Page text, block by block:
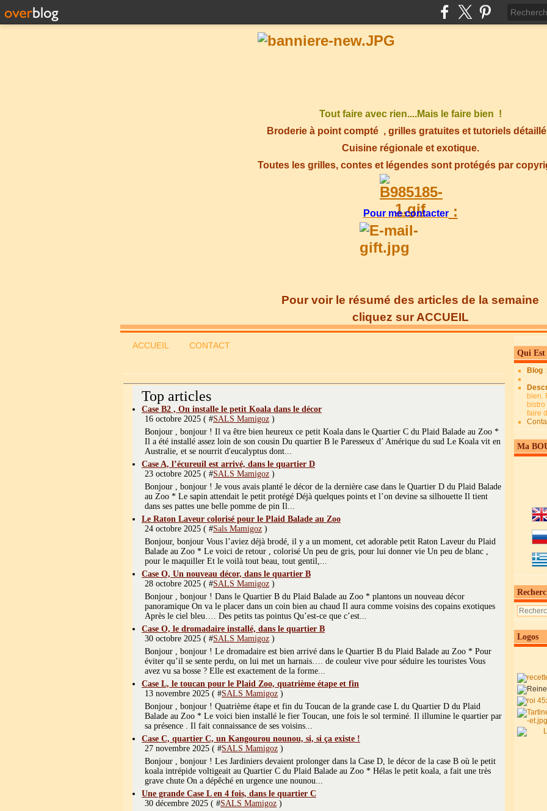
Tout faire avec rien....Mais le faire bien !
Broderie à point compté , grilles gratuites et tutoriels
Cuisine régionale et exotique.
Toutes les grilles, contes et légendes sont protégés par
Pour me contacter:
Pour voir le résumé des articles de la semaine
cliquez sur ACCUEIL
ACCUEIL CONTACT
Top articles
Case B2 , On installe le petit Koala dans le décor
16 octobre 2025 ( #SALS Mamigoz )
Bonjour , bonjour ! Il va être bien heureux ce petit Koala dans le Quartier C du Plaid Balade au Zoo *
Il a été installé assez loin de son cousin Du quartier B le Paresseux d’ Amérique du sud Le Koala vit en
Australie, et se nourrit d'eucalyptus dont...
Case A, l’écureuil est arrivé, dans le quartier D
23 octobre 2025 ( #SALS Mamigoz )
Bonjour , bonjour ! Je vous avais planté le décor de la dernière case dans le Quartier D du Plaid Balade
au Zoo * Le sapin attendait le petit protégé Déjà quelques points et l’on devine sa silhouette Il tient
dans ses pattes une belle pomme de pin Il...
Le Raton Laveur colorisé pour le Plaid Balade au Zoo
24 octobre 2025 ( #Sals Mamigoz )
Bonjour, bonjour Vous l’aviez déjà brodé, il y a un moment, cet adorable petit Raton Laveur du Plaid
Balade au Zoo * Le voici de retour , colorisé Un peu de gris, pour lui donner vie Un peu de blanc ,
pour le maquiller Et le voilà tout beau, tout gentil,...
Case O, Un nouveau décor, dans le quartier B
28 octobre 2025 ( #SALS Mamigoz )
Bonjour , bonjour ! Dans le Quartier B du Plaid Balade au Zoo * plantons un nouveau décor
panoramique On va le placer dans un coin bien au chaud Il aura comme voisins des copains exotiques
Après le ciel bleu…. Des petits tas pointus Qu’est-ce que c’est...
Case O, le dromadaire installé, dans le quartier B
30 octobre 2025 ( #SALS Mamigoz )
Bonjour , bonjour ! Le dromadaire est bien arrivé dans le Quartier B du Plaid Balade au Zoo * Pour
éviter qu’il se sente perdu, on lui met un harnais…. de couleur vive pour séduire les touristes Vous
avez vu sa bosse ? Elle est exactement de la forme...
Case L, le toucan pour le Plaid Zoo, quatrième étape et fin
13 novembre 2025 ( #SALS Mamigoz )
Bonjour , bonjour ! Quatrième étape et fin du Toucan de la grande case L du Quartier D du Plaid
Balade au Zoo * Le voici bien installé le fier Toucan, une fois le sol terminé. Il illumine le quartier par
sa présence . Il fait connaissance de ses voisins...
Case C, quartier C, un Kangourou nounou, si, si ça existe !
27 novembre 2025 ( #SALS Mamigoz )
Bonjour , bonjour ! Les Jardiniers devaient prolonger dans la Case D, le décor de la case B où le petit
koala intrépide voltigeait au Quartier C du Plaid Balade au Zoo * Hélas le petit koala, a fait une très
grave chute On a dépêché en urgence une nounou...
Une grande Case L en 4 fois, dans le quartier C
30 décembre 2025 ( #SALS Mamigoz )
Qui Est
Blog
bien.
faire
Ma
Logos